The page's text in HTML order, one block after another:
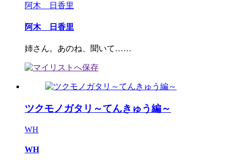
阿木 日香里
阿木 日香里
姉さん。あのね、聞いて……
ツクモノガタリ～てんきゅう編～
WH
WH